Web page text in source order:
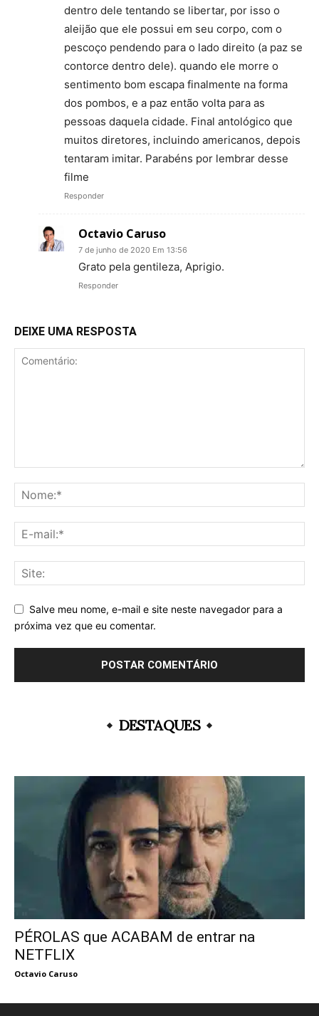
dentro dele tentando se libertar, por isso o
aleijão que ele possui em seu corpo, com o
pescoço pendendo para o lado direito (a paz se
contorce dentro dele). quando ele morre o
sentimento bom escapa finalmente na forma
dos pombos, e a paz então volta para as
pessoas daquela cidade. Final antológico que
muitos diretores, incluindo americanos, depois
tentaram imitar. Parabéns por lembrar desse
filme
Responder
Octavio Caruso
7 de junho de 2020 Em 13:56
Grato pela gentileza, Aprigio.
Responder
DEIXE UMA RESPOSTA
Salve meu nome, e-mail e site neste navegador para a
próxima vez que eu comentar.
DESTAQUES
PÉROLAS que ACABAM de entrar na
NETFLIX
Octavio Caruso